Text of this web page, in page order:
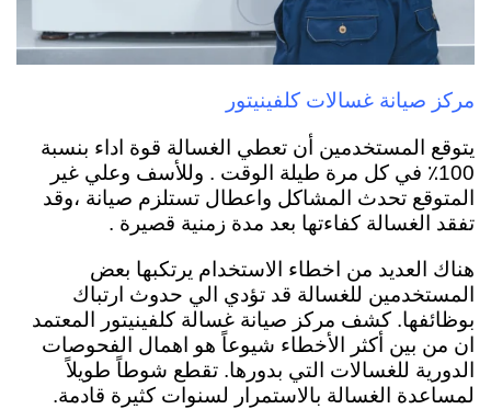
مركز صيانة غسالات كلفينيتور
يتوقع المستخدمين أن تعطي الغسالة قوة اداء بنسبة
100٪ في كل مرة طيلة الوقت . وللأسف وعلي غير
المتوقع تحدث المشاكل واعطال تستلزم صيانة ،وقد
تفقد الغسالة كفاءتها بعد مدة زمنية قصيرة .
هناك العديد من اخطاء الاستخدام يرتكبها بعض
المستخدمين للغسالة قد تؤدي الي حدوث ارتباك
بوظائفها. كشف مركز صيانة غسالة كلفينيتور المعتمد
ان من بين أكثر الأخطاء شيوعاً هو اهمال الفحوصات
الدورية للغسالات التي بدورها. تقطع شوطاً طويلاً
لمساعدة الغسالة بالاستمرار لسنوات كثيرة قادمة.